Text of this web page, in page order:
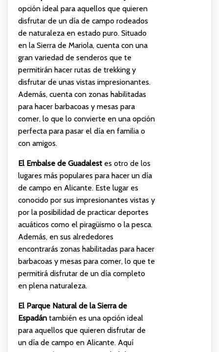
opción ideal para aquellos que quieren
disfrutar de un día de campo rodeados
de naturaleza en estado puro. Situado
en la Sierra de Mariola, cuenta con una
gran variedad de senderos que te
permitirán hacer rutas de trekking y
disfrutar de unas vistas impresionantes.
Además, cuenta con zonas habilitadas
para hacer barbacoas y mesas para
comer, lo que lo convierte en una opción
perfecta para pasar el día en familia o
con amigos.
El Embalse de Guadalestes otro de los
lugares más populares para hacer un día
de campo en Alicante. Este lugar es
conocido por sus impresionantes vistas y
por la posibilidad de practicar deportes
acuáticos como el piragüismo o la pesca.
Además, en sus alrededores
encontrarás zonas habilitadas para hacer
barbacoas y mesas para comer, lo que te
permitirá disfrutar de un día completo
en plena naturaleza.
El Parque Natural de la Sierra de
Espadántambién es una opción ideal
para aquellos que quieren disfrutar de
un día de campo en Alicante. Aquí